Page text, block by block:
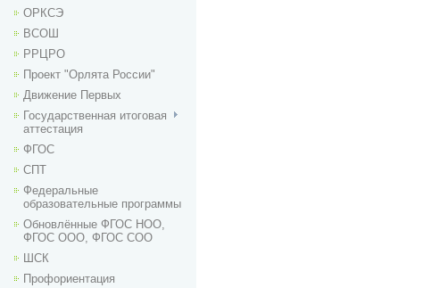
ОРКСЭ
ВСОШ
РРЦРО
Проект "Орлята России"
Движение Первых
Государственная итоговая
аттестация
ФГОС
СПТ
Федеральные
образовательные программы
Обновлённые ФГОС НОО,
ФГОС ООО, ФГОС СОО
ШСК
Профориентация